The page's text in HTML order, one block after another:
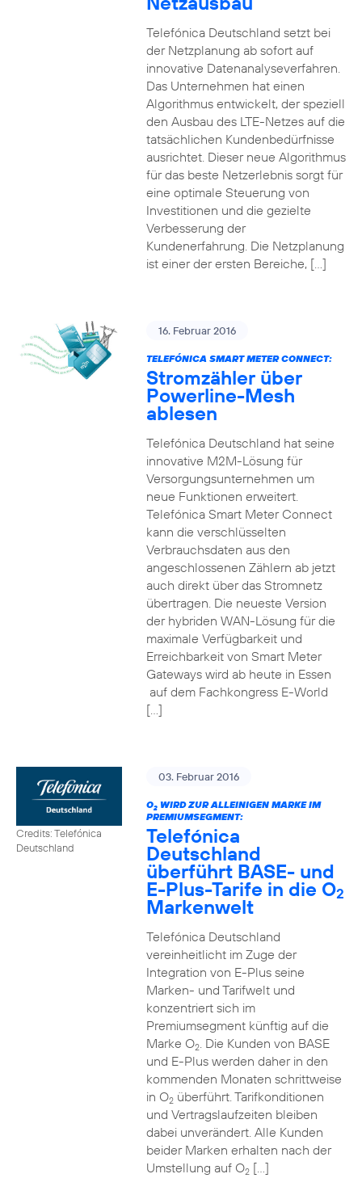
Telefónica Deutschland setzt bei
der Netzplanung ab sofort auf
innovative Datenanalyseverfahren.
Das Unternehmen hat einen
Algorithmus entwickelt, der speziell
den Ausbau des LTE-Netzes auf die
tatsächlichen Kundenbedürfnisse
ausrichtet. Dieser neue Algorithmus
für das beste Netzerlebnis sorgt für
eine optimale Steuerung von
Investitionen und die gezielte
Verbesserung der
Kundenerfahrung. Die Netzplanung
ist einer der ersten Bereiche, […]
16. Februar 2016
TELEFÓNICA SMART METER CONNECT:
Stromzähler über
Powerline-Mesh
ablesen
Telefónica Deutschland hat seine
innovative M2M-Lösung für
Versorgungsunternehmen um
neue Funktionen erweitert.
Telefónica Smart Meter Connect
kann die verschlüsselten
Verbrauchsdaten aus den
angeschlossenen Zählern ab jetzt
auch direkt über das Stromnetz
übertragen. Die neueste Version
der hybriden WAN-Lösung für die
maximale Verfügbarkeit und
Erreichbarkeit von Smart Meter
Gateways wird ab heute in Essen
auf dem Fachkongress E-World
[…]
Credits: Telefónica
Deutschland
03. Februar 2016
O2WIRD ZUR ALLEINIGEN MARKE IM
PREMIUMSEGMENT:
Telefónica
Deutschland
überführt BASE- und
E-Plus-Tarife in die O2
Markenwelt
Telefónica Deutschland
vereinheitlicht im Zuge der
Integration von E-Plus seine
Marken- und Tarifwelt und
konzentriert sich im
Premiumsegment künftig auf die
Marke O2. Die Kunden von BASE
und E-Plus werden daher in den
kommenden Monaten schrittweise
in O2überführt. Tarifkonditionen
und Vertragslaufzeiten bleiben
dabei unverändert. Alle Kunden
beider Marken erhalten nach der
Umstellung auf O2[…]